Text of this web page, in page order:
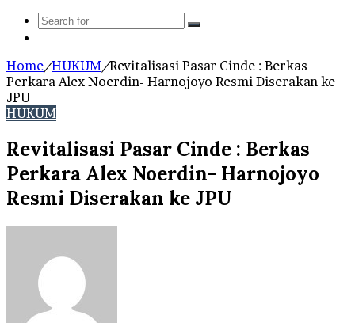
Search
Home/HUKUM/Revitalisasi Pasar Cinde : Berkas
Perkara Alex Noerdin- Harnojoyo Resmi Diserakan ke
JPU
HUKUM
Revitalisasi Pasar Cinde : Berkas
Perkara Alex Noerdin- Harnojoyo
Resmi Diserakan ke JPU